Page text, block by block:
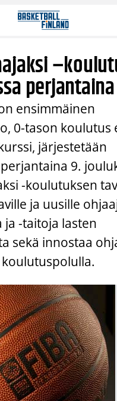
ensimmäinen
0-tason koulutus
järjestetään
9.
-koulutuksen
ja uusille
-taitoja lasten
sekä innostaa